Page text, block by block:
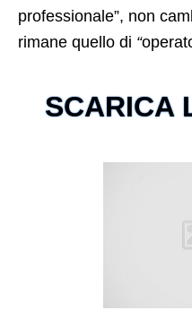
professionale”, non
rimane quello di “
SCARICA